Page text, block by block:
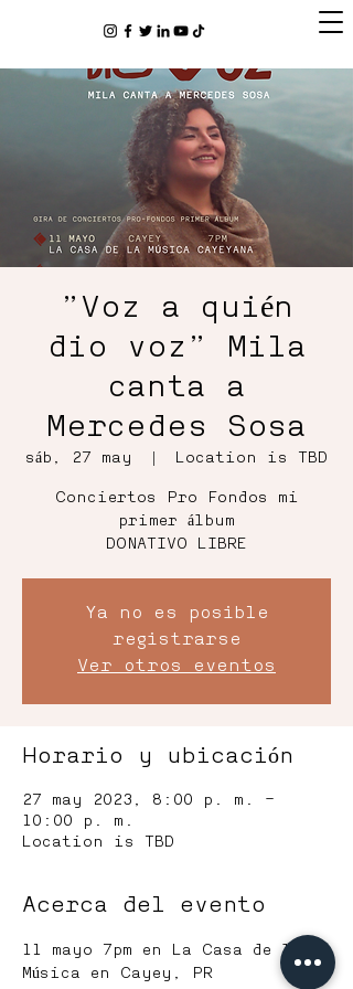
"Voz a quién
dio voz" Mila
canta a
Mercedes Sosa
sáb, 27 may Location is TBD
Conciertos Pro Fondos mi
primer álbum
DONATIVO LIBRE
Ya no es posible
registrarse
Ver otros eventos
Horario y ubicación
27 may 2023, 8:00 p. m. –
10:00 p. m.
Location is TBD
Acerca del evento
11 mayo 7pm en La Casa de la
Música en Cayey, PR